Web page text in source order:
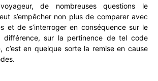
de nombreuses questions le
s’empêcher non plus de comparer avec
et de s’interroger en conséquence sur le
différence, sur la pertinence de tel code
c’est en quelque sorte la remise en cause